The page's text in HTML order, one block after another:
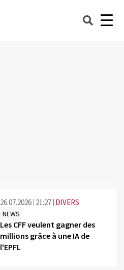
26.07.2026 21:27 DIVERS
NEWS
Les CFF veulent gagner des
millions grâce à une IA de
l'EPFL